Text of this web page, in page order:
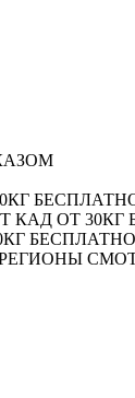
ОТ 30КГ